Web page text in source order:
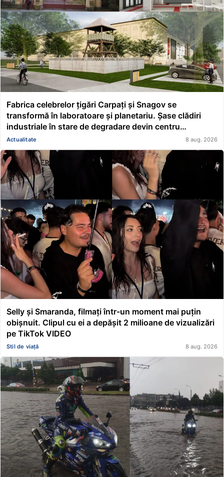
Fabrica celebrelor țigări Carpați și Snagov se
transformă în laboratoare și planetariu. Șase clădiri
industriale în stare de degradare devin centru
educațional și științific
Actualitate 8 aug. 2026
Selly și Smaranda, filmați într-un moment mai puțin
obișnuit. Clipul cu ei a depășit 2 milioane de vizualizări
pe TikTok VIDEO
Stil de viață 8 aug. 2026